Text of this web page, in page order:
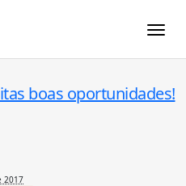
boas oportunidades!
2017